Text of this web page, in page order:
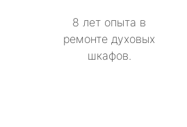
8 лет опыта в
ремонте духовых
шкафов.